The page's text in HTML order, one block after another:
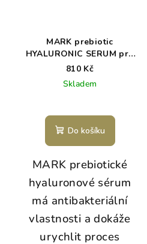
MARK prebiotic
HYALURONIC SERUM pro
problematickou pleť
810 Kč
Skladem
Do košíku
MARK prebiotické
hyaluronové sérum
má antibakteriální
vlastnosti a dokáže
urychlit proces